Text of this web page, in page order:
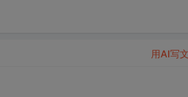
用AI写